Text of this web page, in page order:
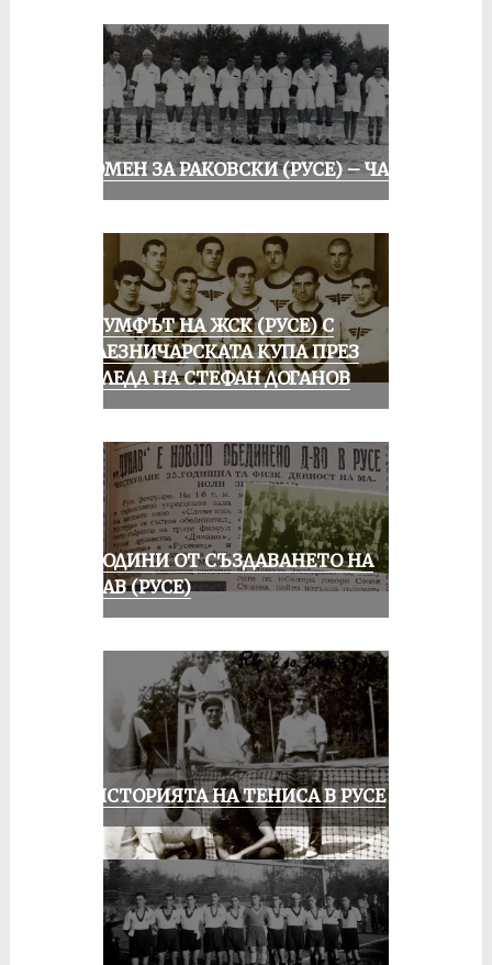
СПОМЕН ЗА РАКОВСКИ (РУСЕ) – ЧАСТ I
ТРИУМФЪТ НА ЖСК (РУСЕ) С
ЖЕЛЕЗНИЧАРСКАТА КУПА ПРЕЗ
ПОГЛЕДА НА СТЕФАН ДОГАНОВ
70 ГОДИНИ ОТ СЪЗДАВАНЕТО НА
ДУНАВ (РУСЕ)
ЗА ИСТОРИЯТА НА ТЕНИСА В РУСЕ